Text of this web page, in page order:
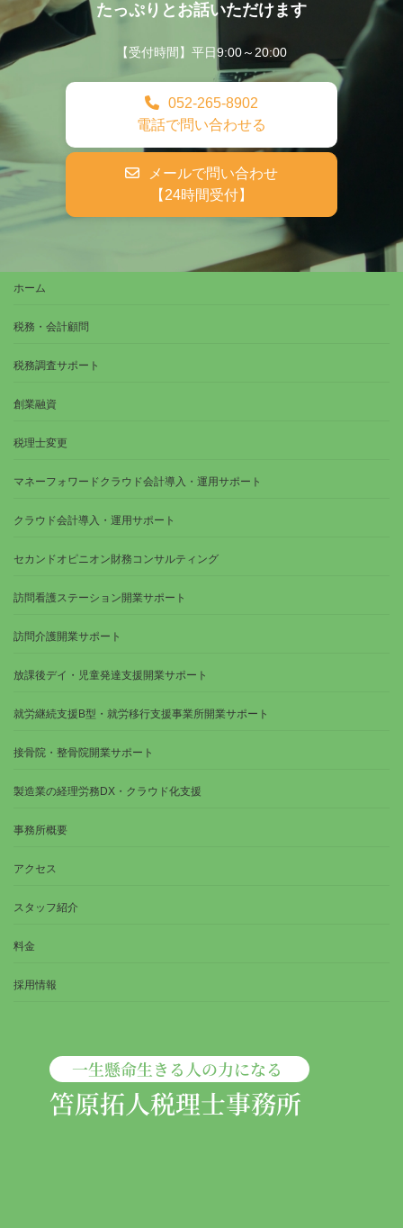
たっぷりとお話いただけます
【受付時間】平日9:00～20:00
052-265-8902
電話で問い合わせる
メールで問い合わせ
【24時間受付】
ホーム
税務・会計顧問
税務調査サポート
創業融資
税理士変更
マネーフォワードクラウド会計導入・運用サポート
クラウド会計導入・運用サポート
セカンドオピニオン財務コンサルティング
訪問看護ステーション開業サポート
訪問介護開業サポート
放課後デイ・児童発達支援開業サポート
就労継続支援B型・就労移行支援事業所開業サポート
接骨院・整骨院開業サポート
製造業の経理労務DX・クラウド化支援
事務所概要
アクセス
スタッフ紹介
料金
採用情報